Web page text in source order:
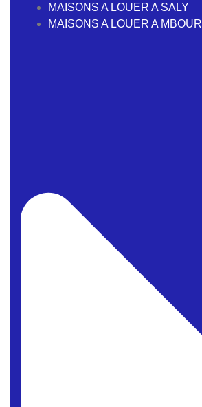
MAISONS A LOUER A SALY
MAISONS A LOUER A MBOUR